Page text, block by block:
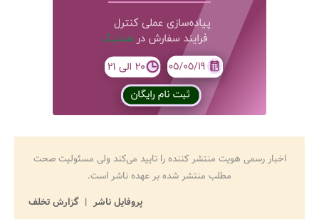
اخبار رسمی هویت منتشر کننده را تایید می‌کند ولی مسئولیت صحت
مطلب منتشر شده بر عهده ناشر است.
پروفایل ناشر
گزارش تخلف